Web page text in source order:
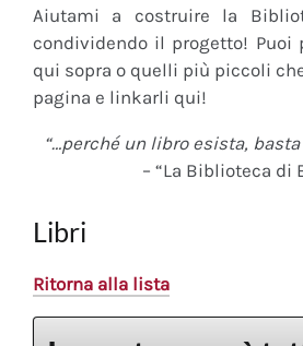
Aiutami a costruire la
condividendo il progetto! Puoi
qui sopra o quelli più piccoli
pagina e linkarli qui!
“…perché un libro esista,
– “La Biblioteca di
Libri
Ritorna alla lista